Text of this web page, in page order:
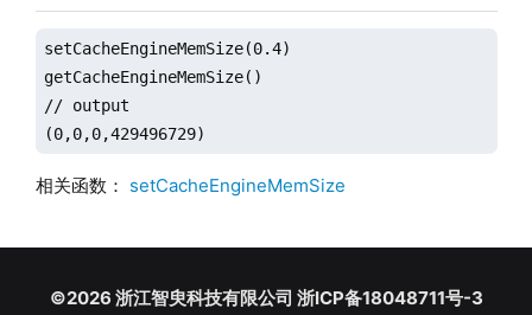
setCacheEngineMemSize(0.4)
getCacheEngineMemSize()
// output
(0,0,0,429496729)
相关函数： setCacheEngineMemSize
©2026 浙江智臾科技有限公司 浙ICP备18048711号-3